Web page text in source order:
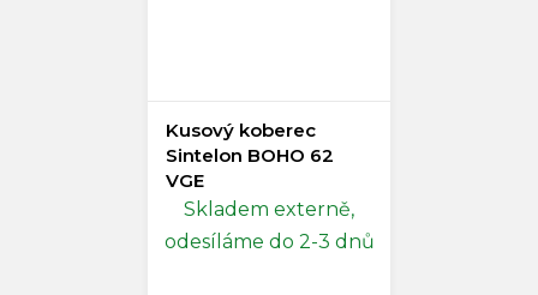
Kusový koberec
Sintelon BOHO 62
VGE
Skladem externě,
odesíláme do 2-3 dnů